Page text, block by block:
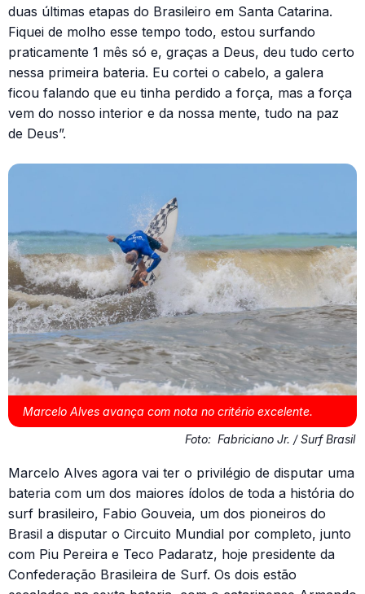
duas últimas etapas do Brasileiro em Santa Catarina.
Fiquei de molho esse tempo todo, estou surfando
praticamente 1 mês só e, graças a Deus, deu tudo certo
nessa primeira bateria. Eu cortei o cabelo, a galera
ficou falando que eu tinha perdido a força, mas a força
vem do nosso interior e da nossa mente, tudo na paz
de Deus”.
Marcelo Alves avança com nota no critério excelente.
Foto: Fabriciano Jr. / Surf Brasil
Marcelo Alves agora vai ter o privilégio de disputar uma
bateria com um dos maiores ídolos de toda a história do
surf brasileiro, Fabio Gouveia, um dos pioneiros do
Brasil a disputar o Circuito Mundial por completo, junto
com Piu Pereira e Teco Padaratz, hoje presidente da
Confederação Brasileira de Surf. Os dois estão